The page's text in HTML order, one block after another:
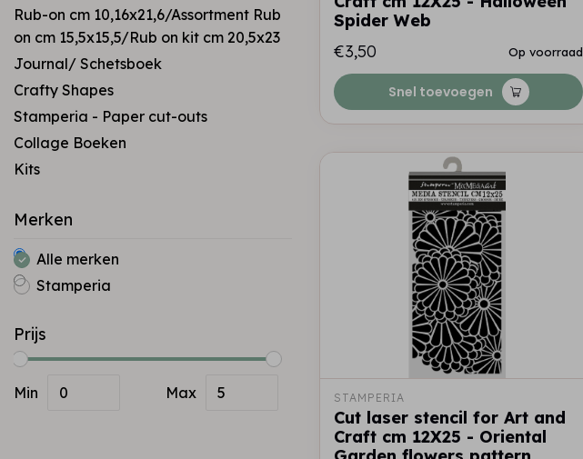
Rub-on cm 10,16x21,6/Assortment Rub
on cm 15,5x15,5/Rub on kit cm 20,5x23
Journal/ Schetsboek
Crafty Shapes
Stamperia - Paper cut-outs
Collage Boeken
Kits
Merken
Alle merken
Stamperia
Prijs
Min Max
Spider Web
€3,50
Op voorraad
Snel toevoegen
STAMPERIA
Cut laser stencil for Art and
Craft cm 12X25 - Oriental